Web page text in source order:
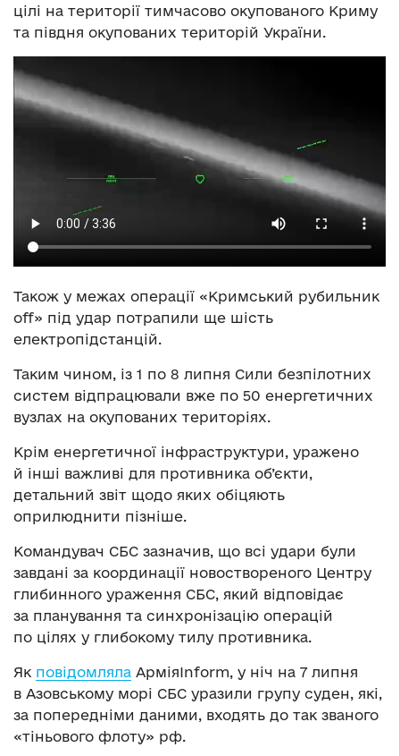
цілі на території тимчасово окупованого Криму
та півдня окупованих територій України.
Також у межах операції «Кримський рубильник
off» під удар потрапили ще шість
електропідстанцій.
Таким чином, із 1 по 8 липня Сили безпілотних
систем відпрацювали вже по 50 енергетичних
вузлах на окупованих територіях.
Крім енергетичної інфраструктури, уражено
й інші важливі для противника об’єкти,
детальний звіт щодо яких обіцяють
оприлюднити пізніше.
Командувач СБС зазначив, що всі удари були
завдані за координації новоствореного Центру
глибинного ураження СБС, який відповідає
за планування та синхронізацію операцій
по цілях у глибокому тилу противника.
Як повідомляла АрміяInform, у ніч на 7 липня
в Азовському морі СБС уразили групу суден, які,
за попередніми даними, входять до так званого
«тіньового флоту» рф.